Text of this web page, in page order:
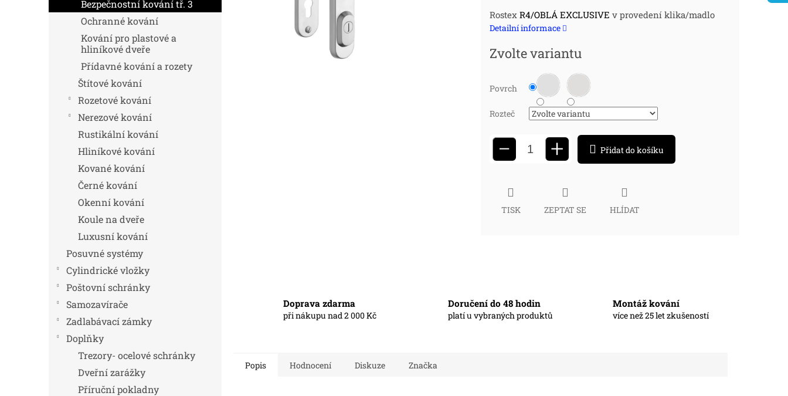
e
Bezpečnostní kování tř. 3
Ochranné kování
Kování pro plastové a
hliníkové dveře
Přídavné kování a rozety
Štítové kování
Rozetové kování
Nerezové kování
Rustikální kování
Hliníkové kování
Kované kování
Černé kování
Okenní kování
Koule na dveře
Luxusní kování
Posuvné systémy
Cylindrické vložky
Poštovní schránky
Samozavírače
Zadlabávací zámky
Doplňky
Trezory- ocelové schránky
Dveřní zarážky
Příruční pokladny
Měrná
cena:
Rostex R4/OBLÁ EXCLUSIVE v provedení klika/madlo
Detailní informace
Zvolte variantu
Povrch
Rozteč
− + Přidat do košíku
TISK ZEPTAT SE HLÍDAT
Doprava zdarma
při nákupu nad 2 000 Kč
Doručení do 48 hodin
platí u vybraných produktů
Montáž kování
více než 25 let zkušeností
Popis Hodnocení Diskuze Značka